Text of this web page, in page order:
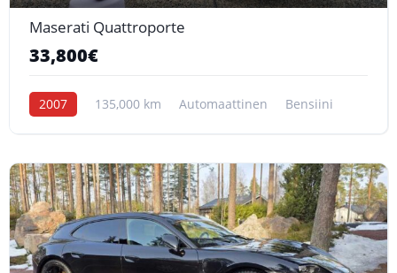
Maserati Quattroporte
33,800€
2007 135,000 km Automaattinen Bensiini